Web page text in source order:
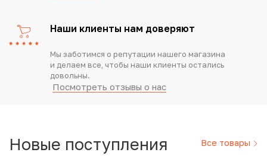
Наши клиенты нам доверяют
Мы заботимся о репутации нашего магазина
и делаем все, чтобы наши клиенты остались
довольны.
Посмотреть отзывы о нас
Все товары
Новые поступления